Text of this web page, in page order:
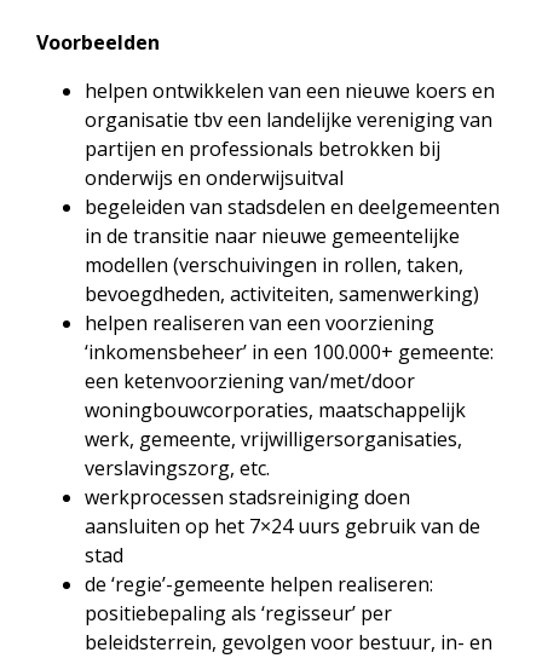
Voorbeelden
helpen ontwikkelen van een nieuwe koers en
organisatie tbv een landelijke vereniging van
partijen en professionals betrokken bij
onderwijs en onderwijsuitval
begeleiden van stadsdelen en deelgemeenten
in de transitie naar nieuwe gemeentelijke
modellen (verschuivingen in rollen, taken,
bevoegdheden, activiteiten, samenwerking)
helpen realiseren van een voorziening
‘inkomensbeheer’ in een 100.000+ gemeente:
een ketenvoorziening van/met/door
woningbouwcorporaties, maatschappelijk
werk, gemeente, vrijwilligersorganisaties,
verslavingszorg, etc.
werkprocessen stadsreiniging doen
aansluiten op het 7×24 uurs gebruik van de
stad
de ‘regie’-gemeente helpen realiseren:
positiebepaling als ‘regisseur’ per
beleidsterrein, gevolgen voor bestuur, in- en